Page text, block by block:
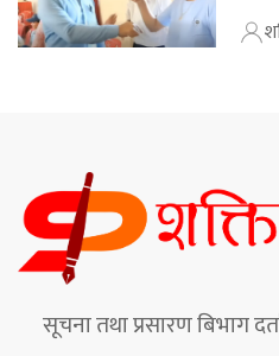
सूचना तथा प्रसारण बिभाग